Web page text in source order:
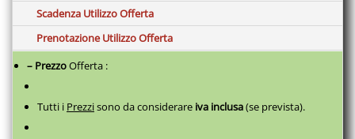
Design snello e fusto arrotondato: per ottenere velocemente e
facilmente uno styling versatile e impeccabile
Coprilamelle protettivo resistente al calore: porta il tuo stile e la
tua styler ovunque vuoi
Voltaggio universale.
Scadenza Utilizzo Offerta
Prenotazione Utilizzo Offerta
– PrezzoOfferta :
Tutti i Prezzisono da considerare iva inclusa(se prevista).